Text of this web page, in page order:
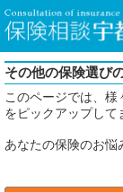
その他の保険選び
このページでは、様
をピックアップして
あなたの保険のお悩